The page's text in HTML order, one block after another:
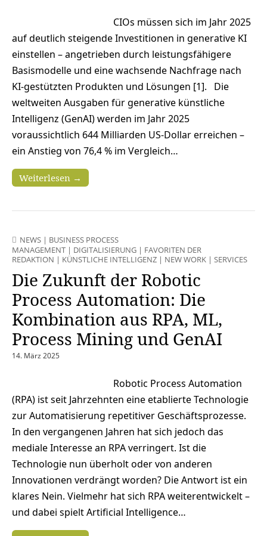
CIOs müssen sich im Jahr 2025
auf deutlich steigende Investitionen in generative KI
einstellen – angetrieben durch leistungsfähigere
Basismodelle und eine wachsende Nachfrage nach
KI-gestützten Produkten und Lösungen [1]. Die
weltweiten Ausgaben für generative künstliche
Intelligenz (GenAI) werden im Jahr 2025
voraussichtlich 644 Milliarden US-Dollar erreichen –
ein Anstieg von 76,4 % im Vergleich…
Weiterlesen →
NEWS | BUSINESS PROCESS
MANAGEMENT | DIGITALISIERUNG | FAVORITEN DER
REDAKTION | KÜNSTLICHE INTELLIGENZ | NEW WORK | SERVICES
Die Zukunft der Robotic
Process Automation: Die
Kombination aus RPA, ML,
Process Mining und GenAI
14. März 2025
Robotic Process Automation
(RPA) ist seit Jahrzehnten eine etablierte Technologie
zur Automatisierung repetitiver Geschäftsprozesse.
In den vergangenen Jahren hat sich jedoch das
mediale Interesse an RPA verringert. Ist die
Technologie nun überholt oder von anderen
Innovationen verdrängt worden? Die Antwort ist ein
klares Nein. Vielmehr hat sich RPA weiterentwickelt –
und dabei spielt Artificial Intelligence…